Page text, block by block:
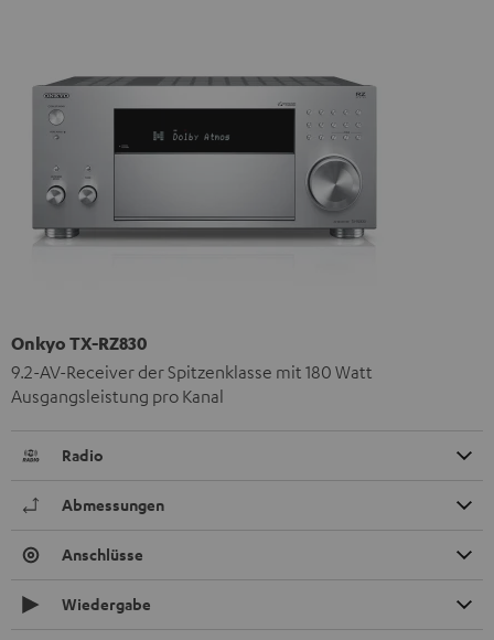
Onkyo TX-RZ830
9.2-AV-Receiver der Spitzenklasse mit 180 Watt
Ausgangsleistung pro Kanal
Radio
Abmessungen
Anschlüsse
Wiedergabe